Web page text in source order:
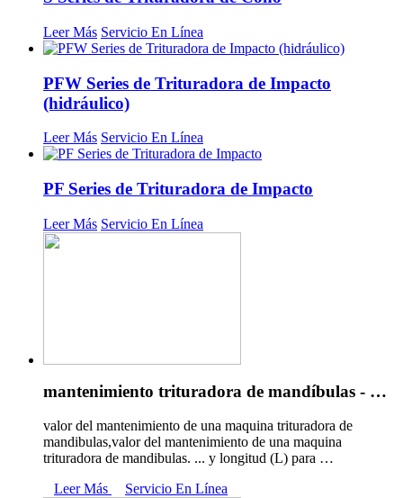
Leer Más Servicio En Línea
PFW Series de Trituradora de Impacto
(hidráulico)
Leer Más Servicio En Línea
PF Series de Trituradora de Impacto
Leer Más Servicio En Línea
mantenimiento trituradora de mandíbulas - …
valor del mantenimiento de una maquina trituradora de
mandibulas,valor del mantenimiento de una maquina
trituradora de mandibulas. ... y longitud (L) para …
Leer Más
Servicio En Línea